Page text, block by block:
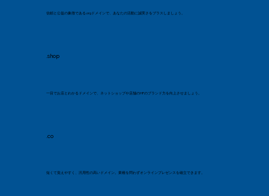
信頼と公益の象徴である.orgドメインで、あなたの活動に誠実さをプラスしましょう。
.shop
一目でお店とわかるドメインで、ネットショップや店舗のHPのブランド力を向上させましょう。
.co
短くて覚えやすく、汎用性の高いドメイン。業種を問わずオンラインプレゼンスを確立できます。